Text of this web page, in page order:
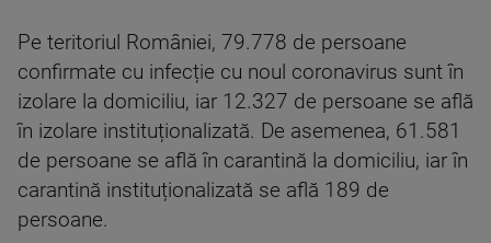
Pe teritoriul României, 79.778 de persoane
confirmate cu infecție cu noul coronavirus sunt în
izolare la domiciliu, iar 12.327 de persoane se află
în izolare instituționalizată. De asemenea, 61.581
de persoane se află în carantină la domiciliu, iar în
carantină instituționalizată se află 189 de
persoane.